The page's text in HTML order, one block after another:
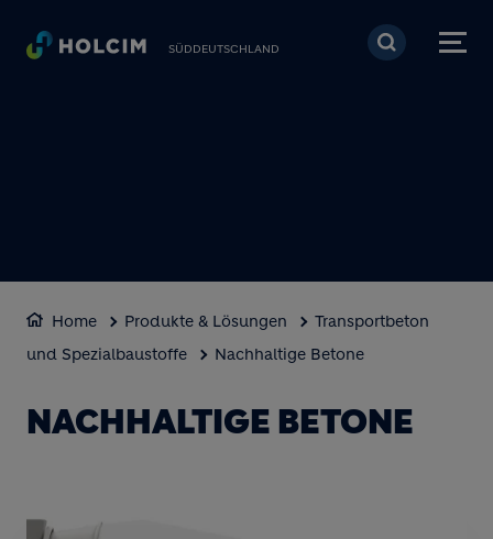
Direkt zum Inhalt
SÜDDEUTSCHLAND
Home Produkte & Lösungen
Transportbeton
und Spezialbaustoffe
Nachhaltige Betone
NACHHALTIGE BETONE